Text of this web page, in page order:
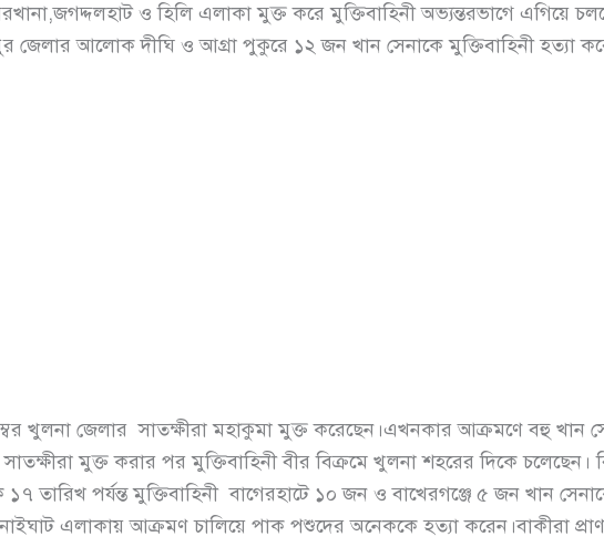
ও হিলি এলাকা মুক্ত করে মুক্তিবাহিনী অভ্যন্তরভাগে এগিয়ে
জেলার আলোক দীঘি ও আগ্রা পুকুরে ১২ জন খান সেনাকে মুক্তিবাহিনী হত্যা
খুলনা জেলার সাতক্ষীরা মহাকুমা মুক্ত করেছেন।এখনকার আক্রমণে বহু
সাতক্ষীরা মুক্ত করার পর মুক্তিবাহিনী বীর বিক্রমে খুলনা শহরের দিকে
তারিখ পর্যন্ত মুক্তিবাহিনী বাগেরহাটে ১০ জন ও বাখেরগঞ্জে ৫ জন খান
এলাকায় আক্রমণ চালিয়ে পাক পশুদের অনেককে হত্যা করেন।বাকীরা